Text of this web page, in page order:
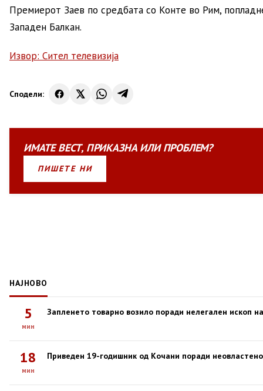
Премиерот Заев по средбата со Конте во Рим,
Западен Балкан.
Извор: Сител телевизија
Сподели:
ИМАТЕВЕСТ, ПРИКАЗНАИЛИПРОБЛЕМ?
ПИШЕТЕ НИ
НАЈНОВО
5
мин
Запленето товарно возило поради нелегален ископ
18
мин
Приведен 19-годишник од Кочани поради